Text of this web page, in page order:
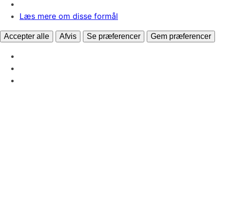
Læs mere om disse formål
Accepter alle Afvis Se præferencer Gem præferencer